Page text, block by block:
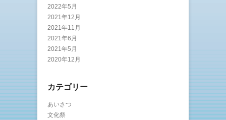
2022年5月
2021年12月
2021年11月
2021年6月
2021年5月
2020年12月
カテゴリー
あいさつ
文化祭